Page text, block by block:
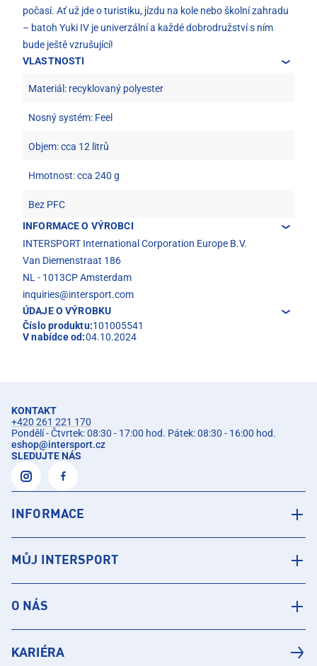
počasí. Ať už jde o turistiku, jízdu na kole nebo školní zahradu
– batoh Yuki IV je univerzální a každé dobrodružství s ním
bude ještě vzrušující!
VLASTNOSTI
Materiál: recyklovaný polyester
Nosný systém: Feel
Objem: cca 12 litrů
Hmotnost: cca 240 g
Bez PFC
INFORMACE O VÝROBCI
INTERSPORT International Corporation Europe B.V.
Van Diemenstraat 186
NL - 1013CP Amsterdam
inquiries@intersport.com
ÚDAJE O VÝROBKU
Číslo produktu:101005541
V nabídce od:04.10.2024
KONTAKT
+420 261 221 170
Pondělí - Čtvrtek: 08:30 - 17:00 hod. Pátek: 08:30 - 16:00 hod.
eshop@intersport.cz
SLEDUJTE NÁS
INFORMACE
MŮJ INTERSPORT
O NÁS
KARIÉRA